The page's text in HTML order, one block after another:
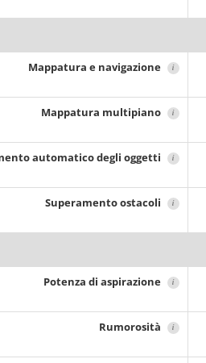
Mappatura e navigazione i
Mappatura multipiano i
automatico degli oggetti i
Superamento ostacoli i
Potenza di aspirazione i
Rumorosità i